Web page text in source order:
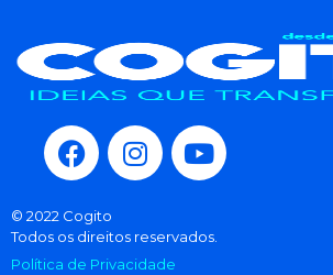
© 2022 Cogito
Todos os direitos reservados.
Política de Privacidade